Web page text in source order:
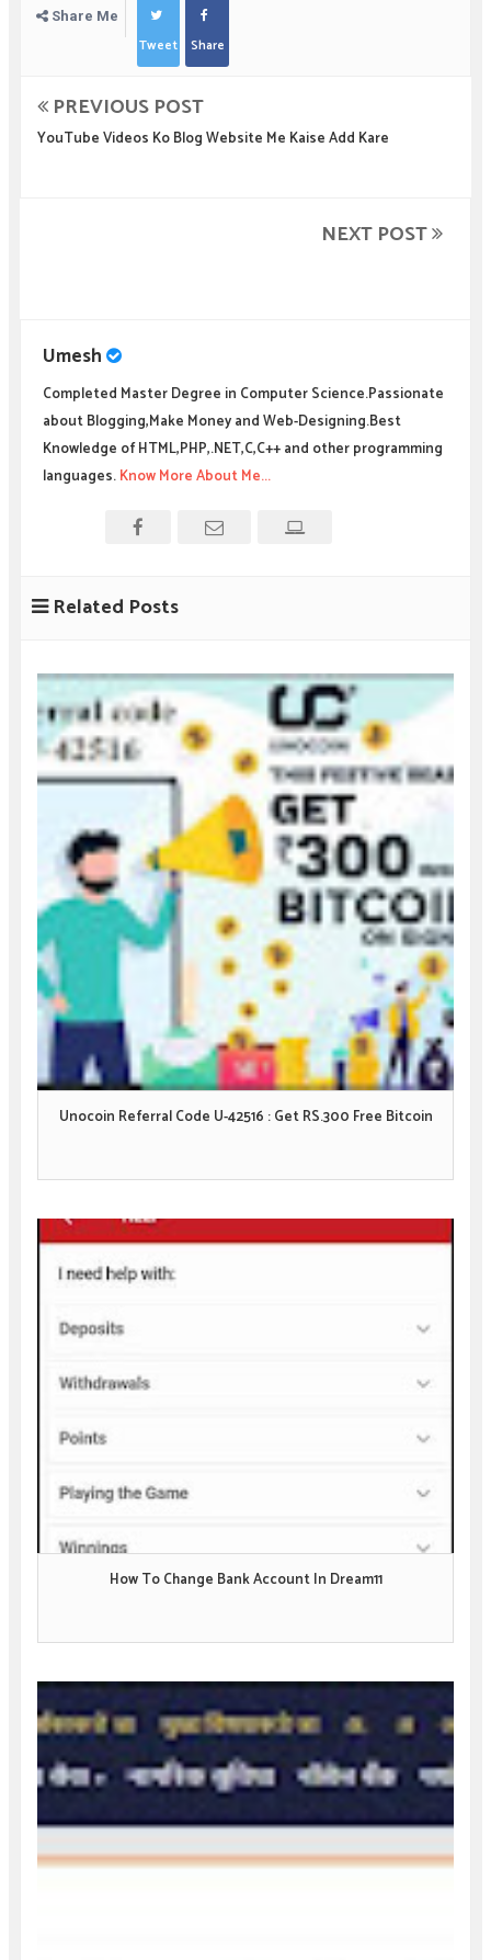
Share Me
Tweet Share
PREVIOUS POST
YouTube Videos Ko Blog Website Me Kaise Add Kare
NEXT POST
Umesh
Completed Master Degree in Computer Science.Passionate
about Blogging,Make Money and Web-Designing.Best
Knowledge of HTML,PHP,.NET,C,C++ and other programming
languages.Know More About Me...
Related Posts
Unocoin Referral Code U-42516 : Get RS.300 Free Bitcoin
How To Change Bank Account In Dream11